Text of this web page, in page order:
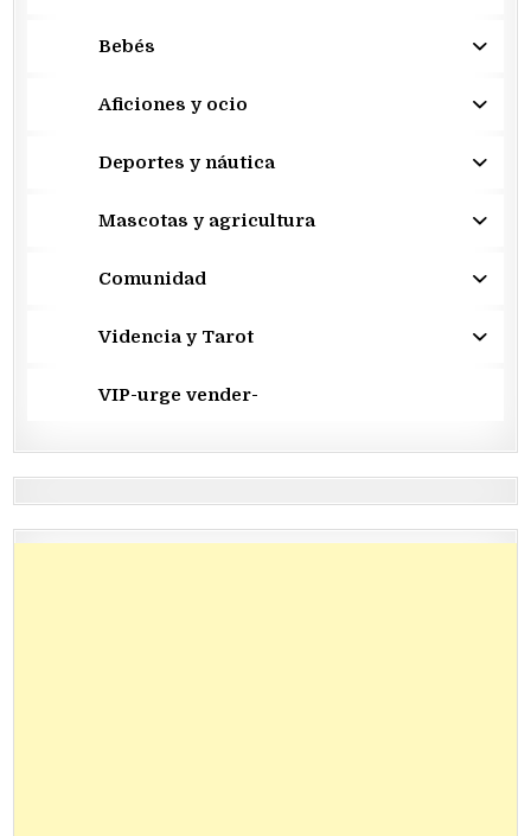
Bebés
Aficiones y ocio
Deportes y náutica
Mascotas y agricultura
Comunidad
Videncia y Tarot
VIP-urge vender-